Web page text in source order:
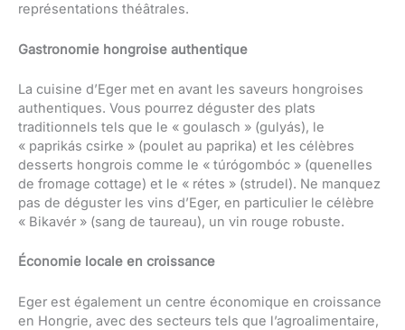
représentations théâtrales.
Gastronomie hongroise authentique
La cuisine d’Eger met en avant les saveurs hongroises
authentiques. Vous pourrez déguster des plats
traditionnels tels que le « goulasch » (gulyás), le
« paprikás csirke » (poulet au paprika) et les célèbres
desserts hongrois comme le « túrógombóc » (quenelles
de fromage cottage) et le « rétes » (strudel). Ne manquez
pas de déguster les vins d’Eger, en particulier le célèbre
« Bikavér » (sang de taureau), un vin rouge robuste.
Économie locale en croissance
Eger est également un centre économique en croissance
en Hongrie, avec des secteurs tels que l’agroalimentaire,